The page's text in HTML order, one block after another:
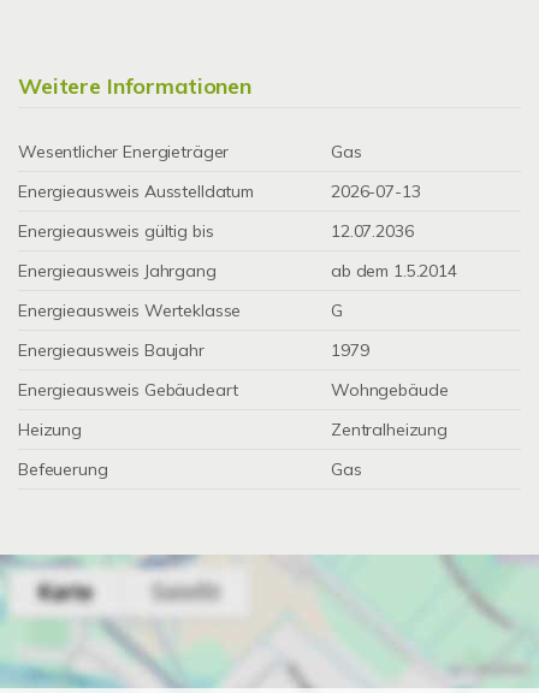
Weitere Informationen
Wesentlicher Energieträger
Gas
Energieausweis Ausstelldatum
2026-07-13
Energieausweis gültig bis
12.07.2036
Energieausweis Jahrgang
ab dem 1.5.2014
Energieausweis Werteklasse
G
Energieausweis Baujahr
1979
Energieausweis Gebäudeart
Wohngebäude
Heizung
Zentralheizung
Befeuerung
Gas